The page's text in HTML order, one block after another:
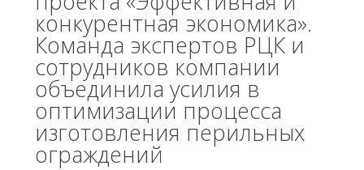
конкурентная экономика».
Команда экспертов РЦК и
сотрудников компании
объединила усилия в
оптимизации процесса
изготовления перильных
ограждений